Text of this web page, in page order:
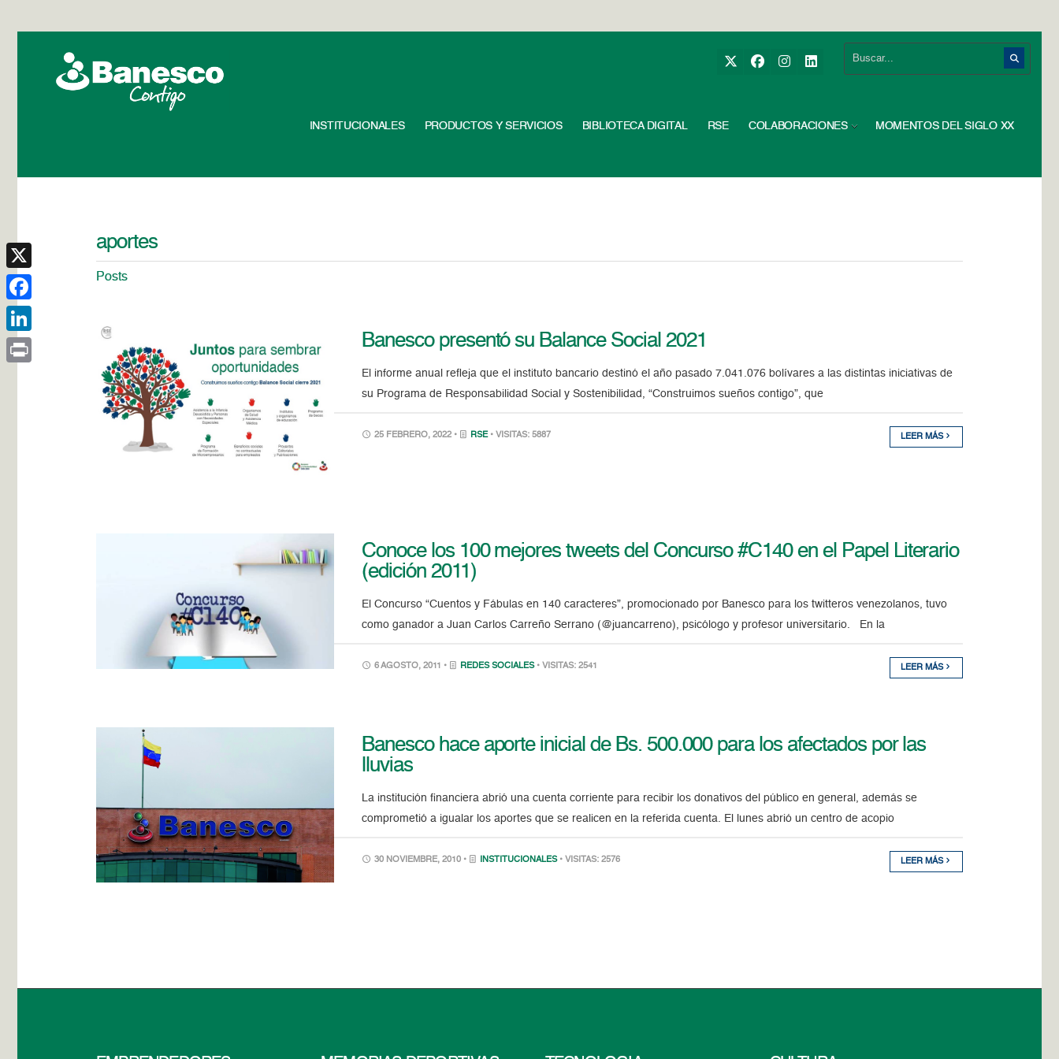
INSTITUCIONALES PRODUCTOS Y SERVICIOS BIBLIOTECA DIGITAL RSE COLABORACIONES MOMENTOS DEL SIGLO XX
aportes
Posts
Banesco presentó su Balance Social 2021
El informe anual refleja que el instituto bancario destinó el año pasado 7.041.076 bolívares a las distintas iniciativas de
su Programa de Responsabilidad Social y Sostenibilidad, “Construimos sueños contigo”, que
25 FEBRERO, 2022 • RSE • VISITAS: 5887 LEER MÁS
Conoce los 100 mejores tweets del Concurso #C140 en el Papel Literario
(edición 2011)
El Concurso “Cuentos y Fábulas en 140 caracteres”, promocionado por Banesco para los twitteros venezolanos, tuvo
como ganador a Juan Carlos Carreño Serrano (@juancarreno), psicólogo y profesor universitario. En la
6 AGOSTO, 2011 • REDES SOCIALES • VISITAS: 2541 LEER MÁS
Banesco hace aporte inicial de Bs. 500.000 para los afectados por las
lluvias
La institución financiera abrió una cuenta corriente para recibir los donativos del público en general, además se
comprometió a igualar los aportes que se realicen en la referida cuenta. El lunes abrió un centro de acopio
30 NOVIEMBRE, 2010 • INSTITUCIONALES • VISITAS: 2576 LEER MÁS
X
Facebook
LinkedIn